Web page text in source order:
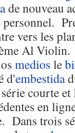
de nouveau
vers les
Al
medios le
d'embestida
courte
en
Dans trois